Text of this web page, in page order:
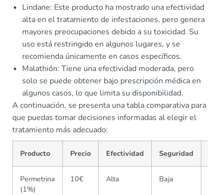
Lindane: Este producto ha mostrado una efectividad
alta en el tratamiento de infestaciones, pero genera
mayores preocupaciones debido a su toxicidad. Su
uso está restringido en algunos lugares, y se
recomienda únicamente en casos específicos.
Malathión: Tiene una efectividad moderada, pero
solo se puede obtener bajo prescripción médica en
algunos casos, lo que limita su disponibilidad.
A continuación, se presenta una tabla comparativa para
que puedas tomar decisiones informadas al elegir el
tratamiento más adecuado:
Producto Precio Efectividad Seguridad
Permetrina
(1%)
10€ Alta Baja